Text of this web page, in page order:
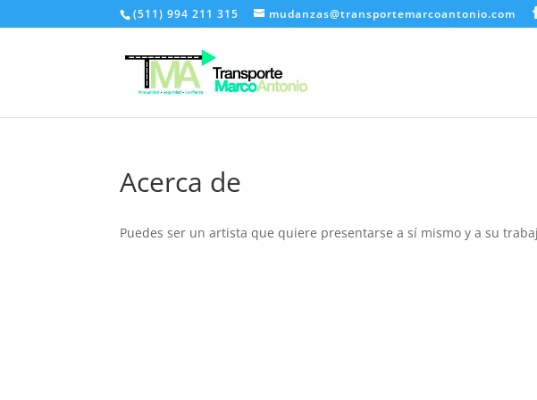
(511) 994 211 315 mudanzas@transportemarcoantonio.com
Acerca de
Puedes ser un artista que quiere presentarse a sí mismo y a su